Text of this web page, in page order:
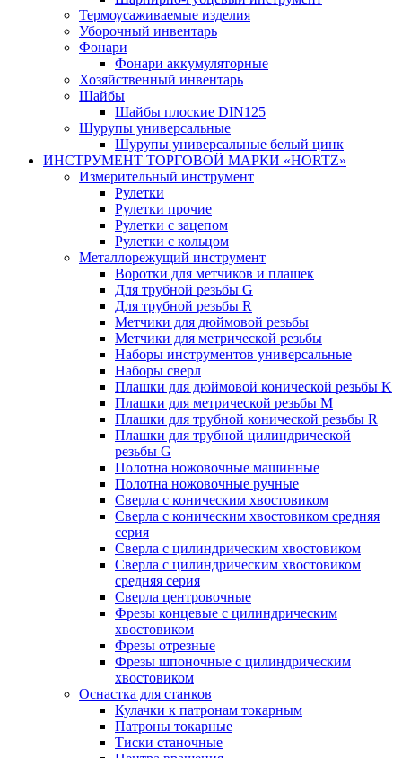
Термоусаживаемые изделия
Уборочный инвентарь
Фонари
Фонари аккумуляторные
Хозяйственный инвентарь
Шайбы
Шайбы плоские DIN125
Шурупы универсальные
Шурупы универсальные белый цинк
ИНСТРУМЕНТ ТОРГОВОЙ МАРКИ «HORTZ»
Измерительный инструмент
Рулетки
Рулетки прочие
Рулетки с зацепом
Рулетки с кольцом
Металлорежущий инструмент
Воротки для метчиков и плашек
Для трубной резьбы G
Для трубной резьбы R
Метчики для дюймовой резьбы
Метчики для метрической резьбы
Наборы инструментов универсальные
Наборы сверл
Плашки для дюймовой конической резьбы K
Плашки для метрической резьбы M
Плашки для трубной конической резьбы R
Плашки для трубной цилиндрической
резьбы G
Полотна ножовочные машинные
Полотна ножовочные ручные
Сверла с коническим хвостовиком
Сверла с коническим хвостовиком средняя
серия
Сверла с цилиндрическим хвостовиком
Сверла с цилиндрическим хвостовиком
средняя серия
Сверла центровочные
Фрезы концевые с цилиндрическим
хвостовиком
Фрезы отрезные
Фрезы шпоночные с цилиндрическим
хвостовиком
Оснастка для станков
Кулачки к патронам токарным
Патроны токарные
Тиски станочные